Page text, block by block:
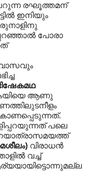
രഘൂത്തമന്
ഇനിയും
പോരാ
ആണു
പലെ
വിരാധന്‍
വച്ച്